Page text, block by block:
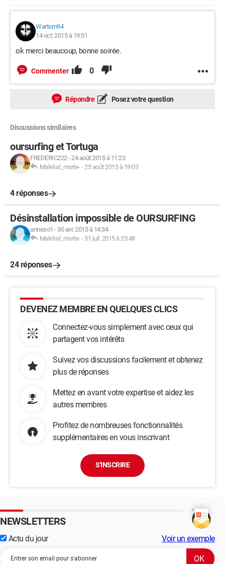
Wartom94
14 oct. 2015 à 19:51
ok merci beaucoup, bonne soirée.
Commenter 0
Répondre Posez votre question
Discussions similaires
oursurfing et Tortuga
FREDERIC222-24 août 2015 à 11:23
Malekal_morte--25 août 2015 à 19:03
4 réponses
Désinstallation impossible de OURSURFING
anneso1 - 30 avr. 2015 à 14:34
Malekal_morte-- 31 juil. 2015 à 23:48
24 réponses
DEVENEZ MEMBRE EN QUELQUES CLICS
Connectez-vous simplement avec ceux qui
partagent vos intérêts
Suivez vos discussions facilement et obtenez
plus de réponses
Mettez en avant votre expertise et aidez les
autres membres
Profitez de nombreuses fonctionnalités
supplémentaires en vous inscrivant
S'INSCRIRE
NEWSLETTERS
Actu du jour Voir un exemple